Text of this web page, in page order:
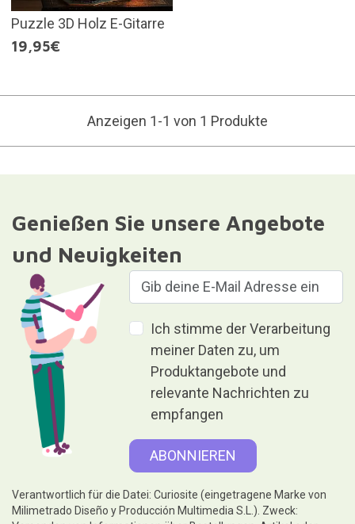
Puzzle 3D Holz E-Gitarre
19,95€
Anzeigen 1-1 von 1 Produkte
Genießen Sie unsere Angebote
und Neuigkeiten
Ich stimme der Verarbeitung
meiner Daten zu, um
Produktangebote und
relevante Nachrichten zu
empfangen
Verantwortlich für die Datei: Curiosite (eingetragene Marke von
Milimetrado Diseño y Producción Multimedia S.L.). Zweck: